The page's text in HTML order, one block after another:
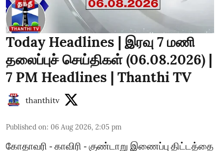
Today Headlines | இரவு 7 மணி
தலைப்புச் செய்திகள் (06.08.2026) |
7 PM Headlines | Thanthi TV
thanthitv
Published on: 06 Aug 2026, 2:05 pm
கோதாவரி - காவிரி - குண்டாறு இணைப்பு திட்டத்தை